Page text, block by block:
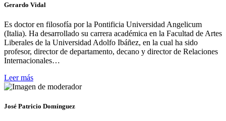
Gerardo Vidal
Es doctor en filosofía por la Pontificia Universidad Angelicum
(Italia). Ha desarrollado su carrera académica en la Facultad de Artes
Liberales de la Universidad Adolfo Ibáñez, en la cual ha sido
profesor, director de departamento, decano y director de Relaciones
Internacionales…
Leer más
José Patricio Domínguez